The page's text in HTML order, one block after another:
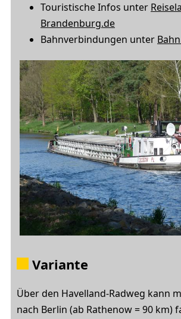
Touristische Infos unter
Brandenburg.de
Bahnverbindungen unter
Variante
Über den Havelland-Radweg kann
nach Berlin (ab Rathenow = 90 km)